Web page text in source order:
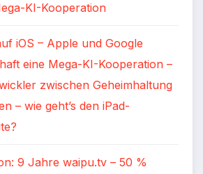
KI-Kooperation
iOS – Apple und Google
eine Mega-KI-Kooperation –
zwischen Geheimhaltung
– wie geht’s den iPad-
9 Jahre waipu.tv – 50 %